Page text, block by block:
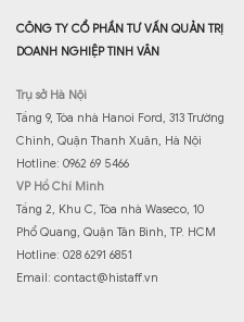
CÔNG TY CỔ PHẦN TƯ VẤN QUẢN TRỊ
DOANH NGHIỆP TINH VÂN
Trụ sở Hà Nội
Tầng 9, Tòa nhà Hanoi Ford, 313 Trường
Chinh, Quận Thanh Xuân, Hà Nội
Hotline: 0962 69 5466
VP Hồ Chí Minh
Tầng 2, Khu C, Tòa nhà Waseco, 10
Phổ Quang, Quận Tân Bình, TP. HCM
Hotline: 028 6291 6851
Email: contact@histaff.vn